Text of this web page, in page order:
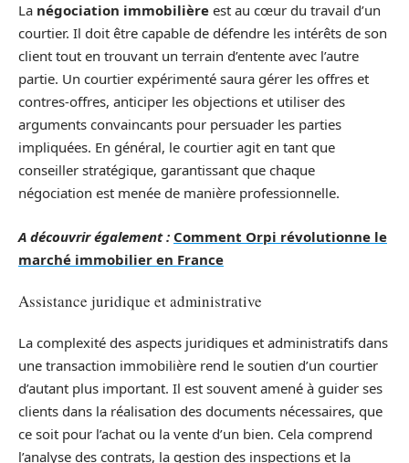
La négociation immobilière est au cœur du travail d’un
courtier. Il doit être capable de défendre les intérêts de son
client tout en trouvant un terrain d’entente avec l’autre
partie. Un courtier expérimenté saura gérer les offres et
contres-offres, anticiper les objections et utiliser des
arguments convaincants pour persuader les parties
impliquées. En général, le courtier agit en tant que
conseiller stratégique, garantissant que chaque
négociation est menée de manière professionnelle.
A découvrir également : Comment Orpi révolutionne le
marché immobilier en France
Assistance juridique et administrative
La complexité des aspects juridiques et administratifs dans
une transaction immobilière rend le soutien d’un courtier
d’autant plus important. Il est souvent amené à guider ses
clients dans la réalisation des documents nécessaires, que
ce soit pour l’achat ou la vente d’un bien. Cela comprend
l’analyse des contrats, la gestion des inspections et la